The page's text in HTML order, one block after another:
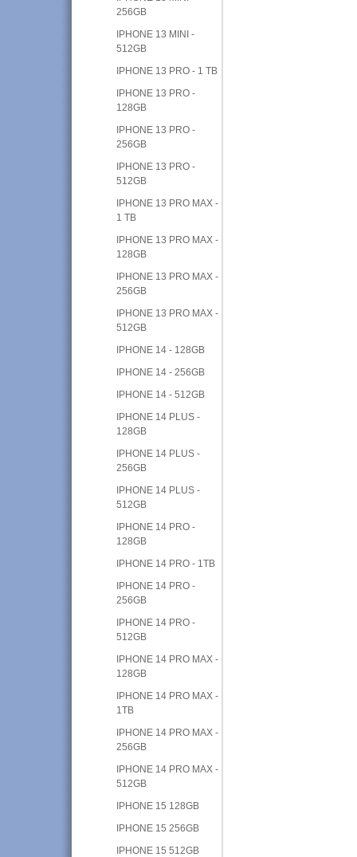
256GB
IPHONE 13 MINI -
512GB
IPHONE 13 PRO - 1 TB
IPHONE 13 PRO -
128GB
IPHONE 13 PRO -
256GB
IPHONE 13 PRO -
512GB
IPHONE 13 PRO MAX -
1 TB
IPHONE 13 PRO MAX -
128GB
IPHONE 13 PRO MAX -
256GB
IPHONE 13 PRO MAX -
512GB
IPHONE 14 - 128GB
IPHONE 14 - 256GB
IPHONE 14 - 512GB
IPHONE 14 PLUS -
128GB
IPHONE 14 PLUS -
256GB
IPHONE 14 PLUS -
512GB
IPHONE 14 PRO -
128GB
IPHONE 14 PRO - 1TB
IPHONE 14 PRO -
256GB
IPHONE 14 PRO -
512GB
IPHONE 14 PRO MAX -
128GB
IPHONE 14 PRO MAX -
1TB
IPHONE 14 PRO MAX -
256GB
IPHONE 14 PRO MAX -
512GB
IPHONE 15 128GB
IPHONE 15 256GB
IPHONE 15 512GB